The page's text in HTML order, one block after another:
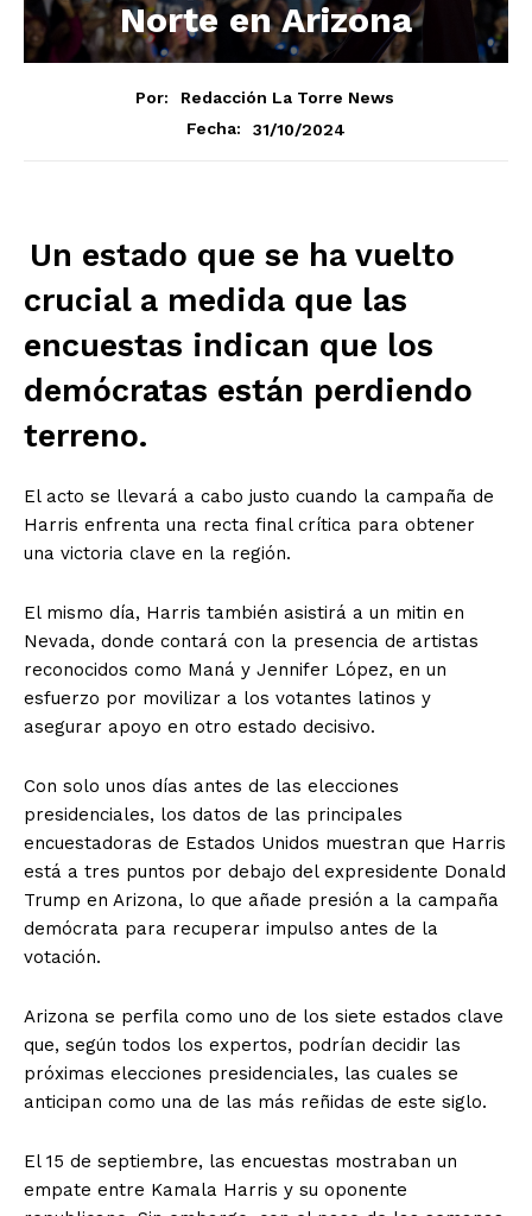
Norte en Arizona
Por:
Redacción La Torre News
Fecha:
31/10/2024
Un estado que se ha vuelto
crucial a medida que las
encuestas indican que los
demócratas están perdiendo
terreno.
El acto se llevará a cabo justo cuando la campaña de
Harris enfrenta una recta final crítica para obtener
una victoria clave en la región.
El mismo día, Harris también asistirá a un mitin en
Nevada, donde contará con la presencia de artistas
reconocidos como Maná y Jennifer López, en un
esfuerzo por movilizar a los votantes latinos y
asegurar apoyo en otro estado decisivo.
Con solo unos días antes de las elecciones
presidenciales, los datos de las principales
encuestadoras de Estados Unidos muestran que Harris
está a tres puntos por debajo del expresidente Donald
Trump en Arizona, lo que añade presión a la campaña
demócrata para recuperar impulso antes de la
votación.
Arizona se perfila como uno de los siete estados clave
que, según todos los expertos, podrían decidir las
próximas elecciones presidenciales, las cuales se
anticipan como una de las más reñidas de este siglo.
El 15 de septiembre, las encuestas mostraban un
empate entre Kamala Harris y su oponente